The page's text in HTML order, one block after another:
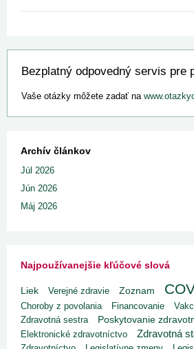
Bezplatný odpovedný servis pre
Vaše otázky môžete zadať na
Archív článkov
Júl 2026
Jún 2026
Máj 2026
Najpoužívanejšie kľúčové slová
Liek Verejné zdravie Zoznam
Choroby z povolania Financovanie
Zdravotná sestra
Poskytovanie
Elektronické zdravotníctvo Zdravotná